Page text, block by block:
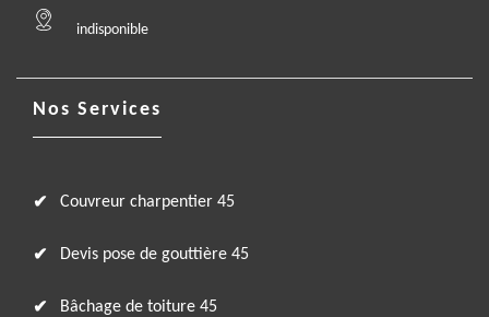
indisponible
Nos Services
Couvreur charpentier 45
Devis pose de gouttière 45
Bâchage de toiture 45